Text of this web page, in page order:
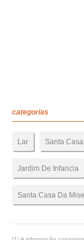
categorias
Lar Santa Casa
Jardim De Infancia
Santa Casa Da